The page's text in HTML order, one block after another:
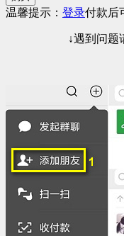
温馨提示： 登录付款后
↓遇到问题